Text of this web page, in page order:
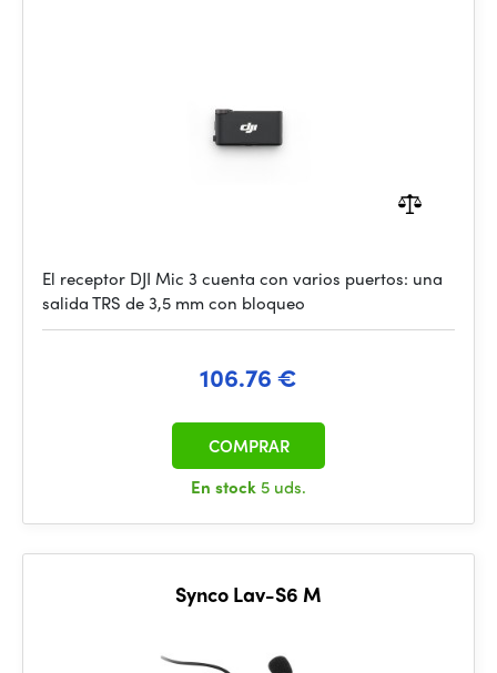
El receptor DJI Mic 3 cuenta con varios puertos: una
salida TRS de 3,5 mm con bloqueo
106.76 €
En stock 5 uds.
COMPRAR
Synco Lav-S6 M